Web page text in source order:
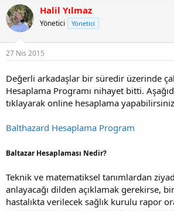
b
u
y
u
b
l
a
t
n
l
a
n
g
a
r
i
i
Halil Yılmaz
Yönetici Yönetici
27 Nis 2015
Değerli arkadaşlar bir süredir üzerinde
Hesaplama Programı nihayet bitti.
tıklayarak online hesaplama
Balthazard Hesaplama Program
Baltazar Hesaplaması Nedir?
Teknik ve matematiksel tanımlardan
anlayacağı dilden açıklamak gerekirse,
hastalıkta verilecek sağlık kurulu rapor